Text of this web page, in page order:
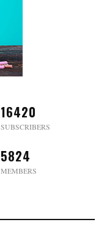
16420
SUBSCRIBERS
5824
MEMBERS